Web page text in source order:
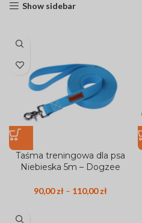
Show sidebar
Taśma treningowa dla psa
Niebieska 5m – Dogzee
90,00zł – 110,00zł